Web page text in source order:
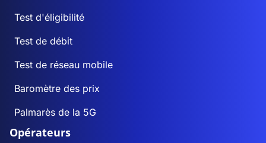
Test d'éligibilité
Test de débit
Test de réseau mobile
Baromètre des prix
Palmarès de la 5G
Opérateurs